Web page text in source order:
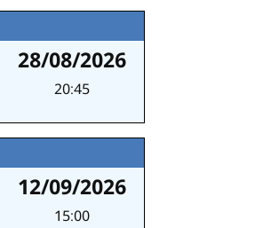
28/08/2026
20:45
12/09/2026
15:00